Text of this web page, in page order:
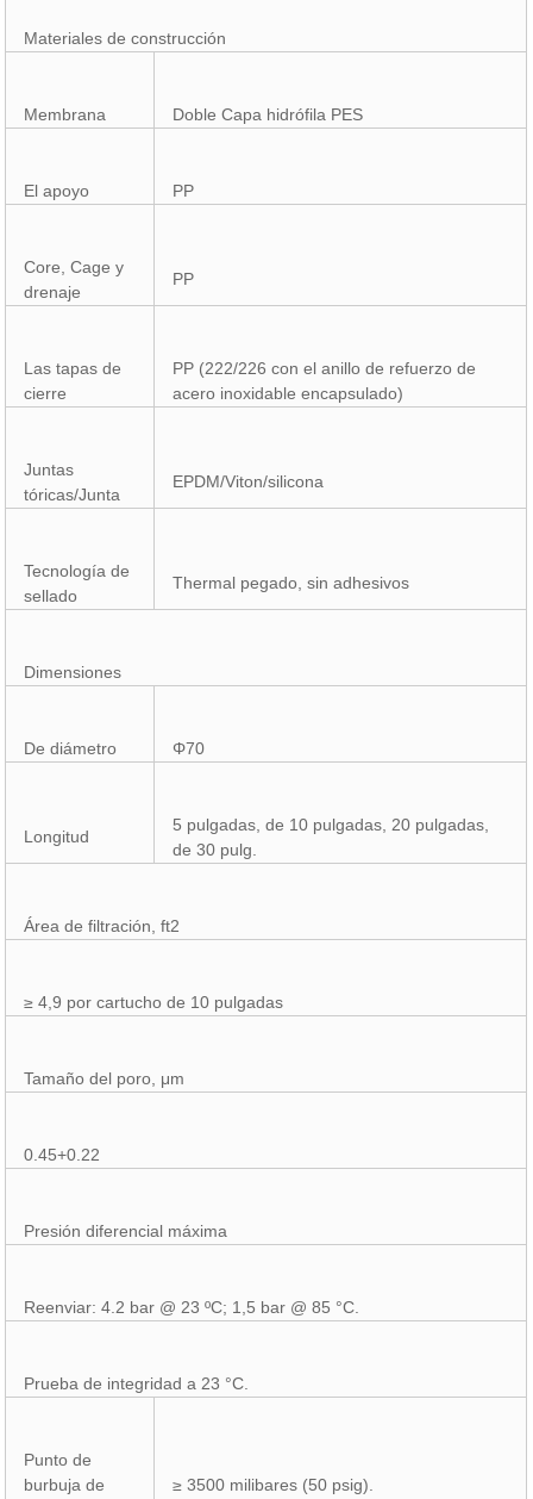
Materiales de construcción
Membrana Doble Capa hidrófila PES
El apoyo PP
Core, Cage y
drenaje
PP
Las tapas de
cierre
PP (222/226 con el anillo de refuerzo de
acero inoxidable encapsulado)
Juntas
tóricas/Junta
EPDM/Viton/silicona
Tecnología de
sellado
Thermal pegado, sin adhesivos
Dimensiones
De diámetro Φ70
Longitud
5 pulgadas, de 10 pulgadas, 20 pulgadas,
de 30 pulg.
Área de filtración, ft2
≥ 4,9 por cartucho de 10 pulgadas
Tamaño del poro, μm
0.45+0.22
Presión diferencial máxima
Reenviar: 4.2 bar @ 23 ºC; 1,5 bar @ 85 °C.
Prueba de integridad a 23 °C.
Punto de
burbuja de
≥ 3500 milibares (50 psig).